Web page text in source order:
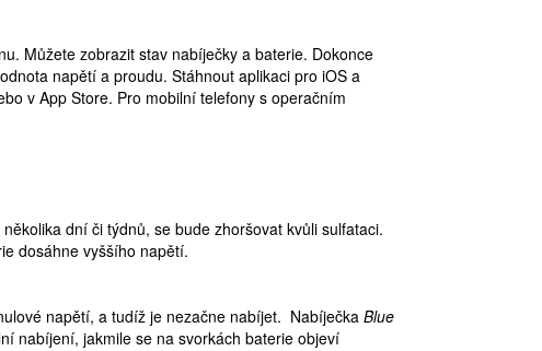
Můžete zobrazit stav nabíječky a baterie. Dokonce
napětí a proudu. Stáhnout aplikaci pro iOS a
v App Store. Pro mobilní telefony s operačním
dní či týdnů, se bude zhoršovat kvůli sulfataci.
dosáhne vyššího napětí.
napětí, a tudíž je nezačne nabíjet. Nabíječka Blue
nabíjení, jakmile se na svorkách baterie objeví